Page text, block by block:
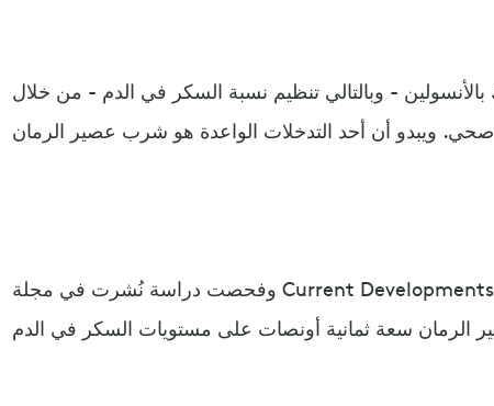
- وبالتالي تنظيم نسبة السكر في الدم - من خلال
وفحصت دراسة نُشرت في مجلة Current Developments in Nutrition، تأثير تناول جرعة